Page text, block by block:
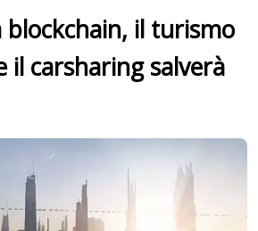
blockchain, il turismo
il carsharing salverà